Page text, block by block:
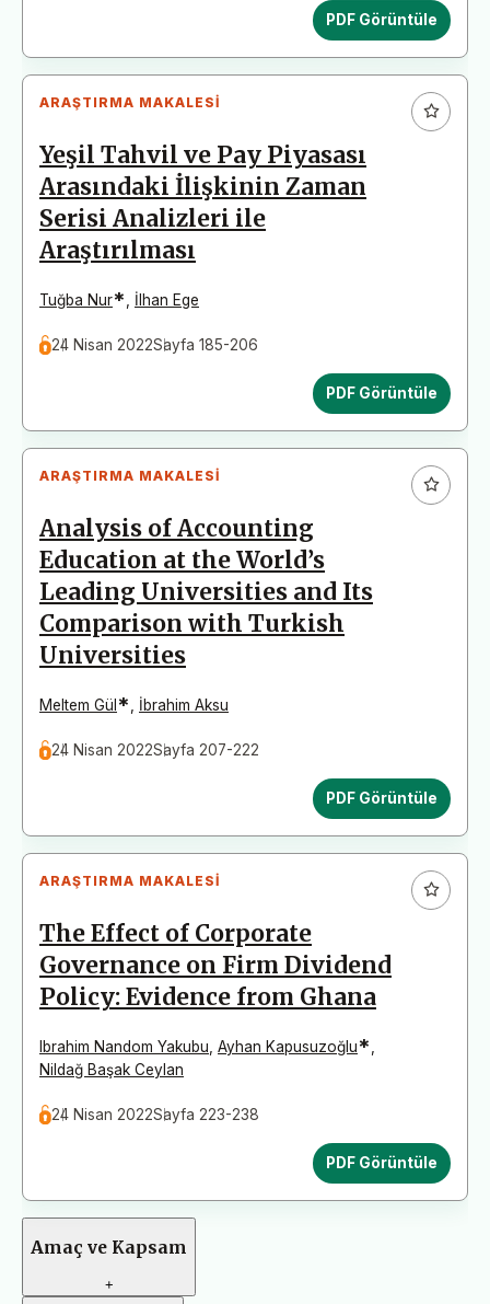
PDF Görüntüle
ARAŞTIRMA MAKALESI
Yeşil Tahvil ve Pay Piyasası
Arasındaki İlişkinin Zaman
Serisi Analizleri ile
Araştırılması
Tuğba Nur* İlhan Ege
24 Nisan 2022Sayfa 185-206
PDF Görüntüle
ARAŞTIRMA MAKALESI
Analysis of Accounting
Education at the World’s
Leading Universities and Its
Comparison with Turkish
Universities
Meltem Gül * İbrahim Aksu
24 Nisan 2022Sayfa 207-222
PDF Görüntüle
ARAŞTIRMA MAKALESI
The Effect of Corporate
Governance on Firm Dividend
Policy: Evidence from Ghana
Ibrahim Nandom Yakubu Ayhan Kapusuzoğlu*
Nildağ Başak Ceylan
24 Nisan 2022Sayfa 223-238
PDF Görüntüle
Amaç ve Kapsam
+